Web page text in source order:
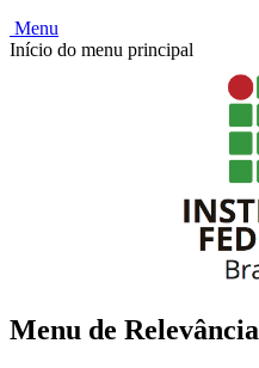
Menu
Início do menu principal
Menu de Relevância